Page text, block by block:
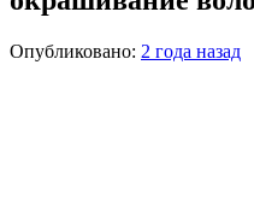
Опубликовано: 2 года назад